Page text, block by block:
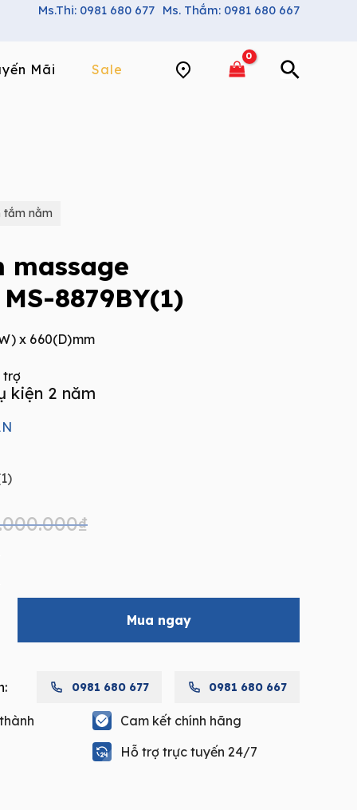
Ms.Thi: 0981 680 677 Ms. Thắm: 0981 680 667
Mãi Sale
tắm nằm
massage
8879BY(1)
x 660(D)mm
trợ
kiện 2 năm
₫
Mua ngay
0981 680 677 0981 680 667
Cam kết chính hãng
Hỗ trợ trực tuyến 24/7